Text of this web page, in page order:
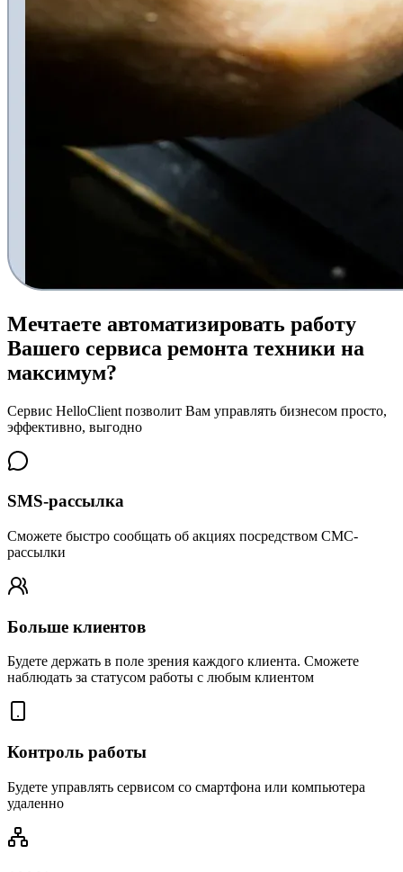
Мечтаете автоматизировать работу
Вашего сервиса ремонта техники на
максимум?
Сервис HelloClient позволит Вам управлять бизнесом просто,
эффективно, выгодно
SMS-рассылка
Сможете быстро сообщать об акциях посредством СМС-
рассылки
Больше клиентов
Будете держать в поле зрения каждого клиента. Сможете
наблюдать за статусом работы с любым клиентом
Контроль работы
Будете управлять сервисом со смартфона или компьютера
удаленно